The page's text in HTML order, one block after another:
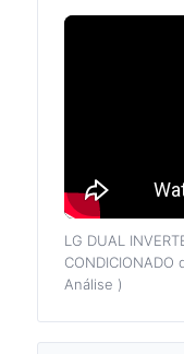
LG DUAL
Análise )